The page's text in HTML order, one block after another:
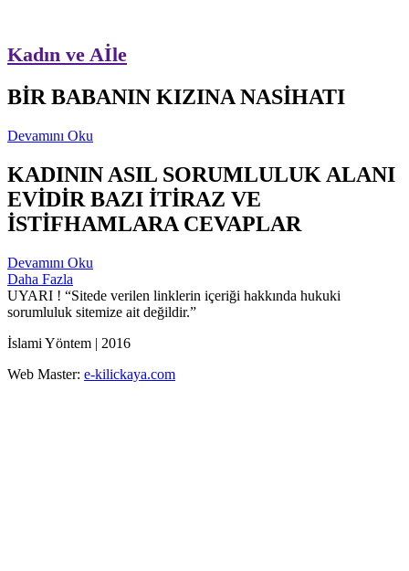
Kadın ve Aİle
BİR BABANIN KIZINA NASİHATI
Devamını Oku
KADININ ASIL SORUMLULUK ALANI
EVİDİR BAZI İTİRAZ VE
İSTİFHAMLARA CEVAPLAR
Devamını Oku
Daha Fazla
UYARI ! “Sitede verilen linklerin içeriği hakkında hukuki
sorumluluk sitemize ait değildir.”
İslami Yöntem | 2016
Web Master: e-kilickaya.com